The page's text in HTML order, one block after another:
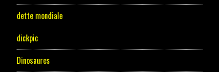
dette mondiale
dickpic
Dinosaures